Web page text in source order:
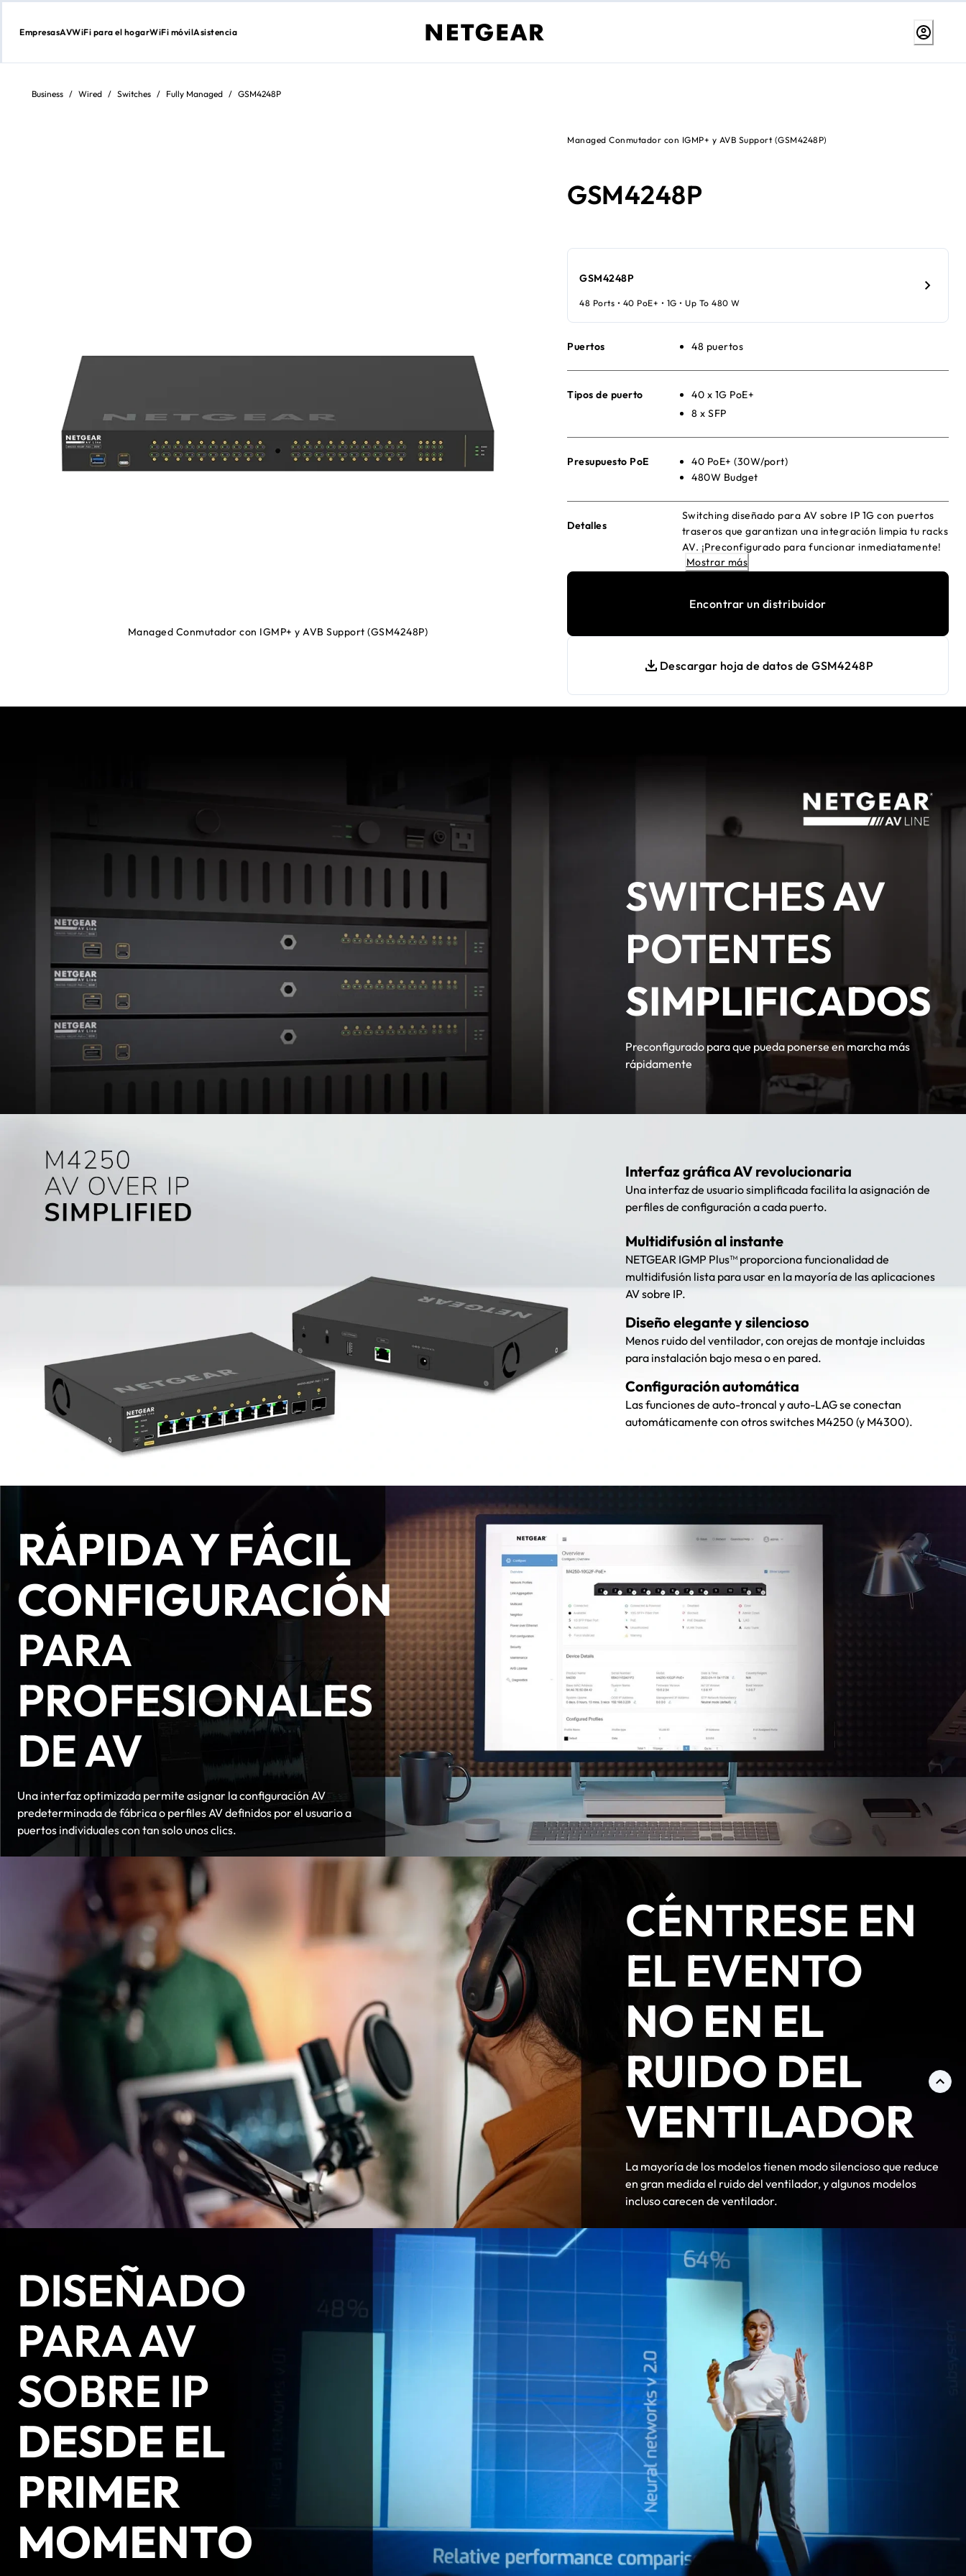
Ir
contenido
EmpresasAVWiFi para el hogarWiFi móvilAsistencia
Business / Wired / Switches / Fully Managed / GSM4248P
Managed Conmutador con IGMP+ y AVB Support (GSM4248P)
GSM4248P
Managed Conmutador con IGMP+ y AVB Support (GSM4248P)
GSM4248P
48 Ports • 40 PoE+ • 1G • Up To 480 W
Puertos 48 puertos
Tipos de puerto
40 x 1G PoE+
8 x SFP
Presupuesto PoE
40 PoE+ (30W/port)
480W Budget
Detalles
Switching diseñado para AV sobre IP 1G con puertos
traseros que garantizan una integración limpia tu racks
AV. ¡Preconfigurado para funcionar inmediatamente!
Mostrar más
Encontrar un distribuidor
Descargar hoja de datos de GSM4248P
SWITCHES AV
POTENTES
SIMPLIFICADOS
Preconfigurado para que pueda ponerse en marcha más
rápidamente
Interfaz gráfica AV revolucionaria
Una interfaz de usuario simplificada facilita la asignación de
perfiles de configuración a cada puerto.
Multidifusión al instante
NETGEAR IGMP Plus™ proporciona funcionalidad de
multidifusión lista para usar en la mayoría de las aplicaciones
AV sobre IP.
Diseño elegante y silencioso
Menos ruido del ventilador, con orejas de montaje incluidas
para instalación bajo mesa o en pared.
Configuración automática
Las funciones de auto-troncal y auto-LAG se conectan
automáticamente con otros switches M4250 (y M4300).
RÁPIDA Y FÁCIL
CONFIGURACIÓN
PARA
PROFESIONALES
DE AV
Una interfaz optimizada permite asignar la configuración AV
predeterminada de fábrica o perfiles AV definidos por el usuario a
puertos individuales con tan solo unos clics.
CÉNTRESE EN
EL EVENTO
NO EN EL
RUIDO DEL
VENTILADOR
La mayoría de los modelos tienen modo silencioso que reduce
en gran medida el ruido del ventilador, y algunos modelos
incluso carecen de ventilador.
DISEÑADO
PARA AV
SOBRE IP
DESDE EL
PRIMER
MOMENTO